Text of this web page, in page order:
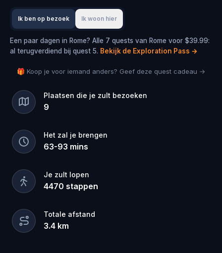
Ik ben op bezoek Ik woon hier
Een paar dagen in Rome? Alle 7 quests van Rome voor $39.99:
al terugverdiend bij quest 5. Bekijk de Exploration Pass →
🎁 Koop je voor iemand anders? Geef deze quest cadeau →
Plaatsen die je zult bezoeken
9
Het zal je brengen
63-93 mins
Je zult lopen
4470 stappen
Totale afstand
3.4 km